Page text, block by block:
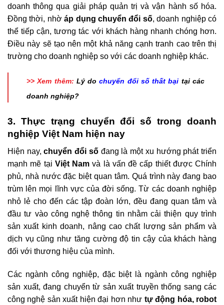
doanh thông qua giải pháp quản trị và vận hành số hóa.
Đồng thời, nhờáp dụng chuyển đổi số, doanh nghiệp có
thể tiếp cận, tương tác với khách hàng nhanh chóng hơn.
Điều này sẽ tạo nên một khả năng cạnh tranh cao trên thị
trường cho doanh nghiệp so với các doanh nghiệp khác.
>> Xem thêm: Lý dochuyển đổi số thất bại tại các
doanh nghiệp?
3. Thực trạng chuyển đổi số trong doanh
nghiệp Việt Nam hiện nay
Hiện nay,chuyển đổi sốđang là một xu hướng phát triển
mạnh mẽ tại Việt Nam và là vấn đề cấp thiết được Chính
phủ, nhà nước đặc biệt quan tâm. Quá trình này đang bao
trùm lên mọi lĩnh vực của đời sống. Từ các doanh nghiệp
nhỏ lẻ cho đến các tập đoàn lớn, đều đang quan tâm và
đầu tư vào công nghệ thông tin nhằm cải thiện quy trình
sản xuất kinh doanh, nâng cao chất lượng sản phẩm và
dịch vụ cũng như tăng cường độ tin cậy của khách hàng
đối với thương hiệu của mình.
Các ngành công nghiệp, đặc biệt là ngành công nghiệp
sản xuất, đang chuyển từ sản xuất truyền thống sang các
công nghệ sản xuất hiện đại hơn như tự động hóa, robot